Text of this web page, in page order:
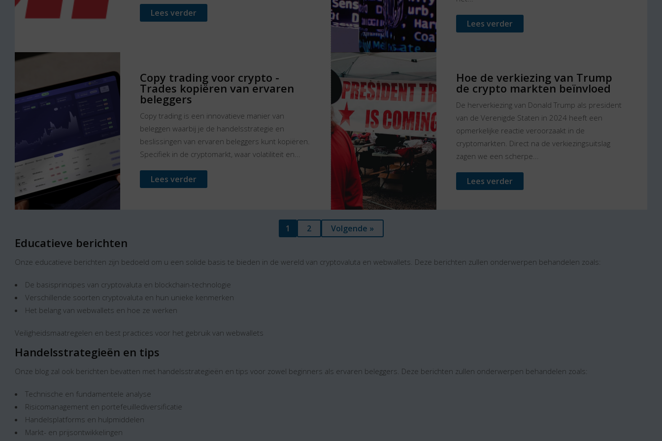
Lees verder
Lees verder
Copy trading voor crypto -
Trades kopiëren van ervaren
beleggers
Copy trading is een innovatieve manier van
beleggen waarbij je de handelsstrategie en
beslissingen van ervaren beleggers kunt kopiëren.
Specifiek in de cryptomarkt, waar volatiliteit en...
Lees verder
Hoe de verkiezing van Trump
de crypto markten beïnvloed
De herverkiezing van Donald Trump als president
van de Verenigde Staten in 2024 heeft een
opmerkelijke reactie veroorzaakt in de
cryptomarkten. Direct na de verkiezingsuitslag
zagen we een scherpe...
Lees verder
1 2 Volgende »
Educatieve berichten
Onze educatieve berichten zijn bedoeld om u een solide basis te bieden in de wereld van cryptovaluta en webwallets. Deze berichten zullen onderwerpen behandelen zoals:
De basisprincipes van cryptovaluta en blockchain-technologie
Verschillende soorten cryptovaluta en hun unieke kenmerken
Het belang van webwallets en hoe ze werken
Veiligheidsmaatregelen en best practices voor het gebruik van webwallets
Handelsstrategieën en tips
Onze blog zal ook berichten bevatten met handelsstrategieën en tips voor zowel beginners als ervaren beleggers. Deze berichten zullen onderwerpen behandelen zoals:
Technische en fundamentele analyse
Risicomanagement en portefeuillediversificatie
Handelsplatforms en hulpmiddelen
Markt- en prijsontwikkelingen